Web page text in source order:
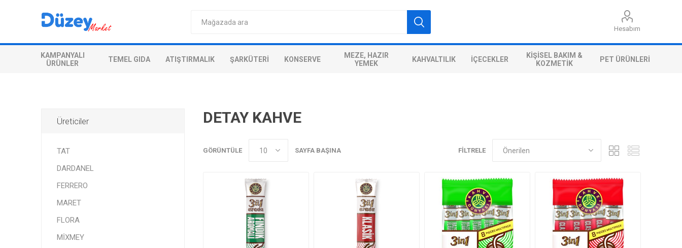
Hesabım
KAMPANYALI
ÜRÜNLER
TEMEL GIDA ATIŞTIRMALIK ŞARKÜTERI KONSERVE
MEZE, HAZIR
YEMEK
KAHVALTILIK İÇECEKLER
KIŞISEL BAKIM &
KOZMETIK
PET ÜRÜNLERI
DETAY KAHVE
FILTRELE
GÖRÜNTÜLE SAYFA BAŞINA
Üreticiler
TAT
DARDANEL
FERRERO
MARET
FLORA
MİXMEY